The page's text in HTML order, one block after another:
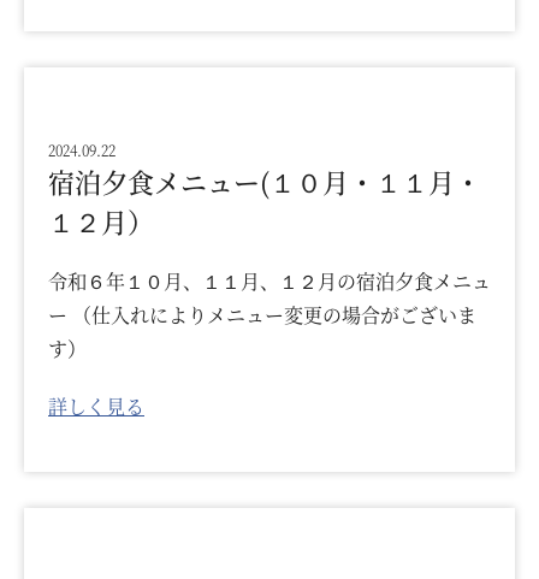
2024.09.22
宿泊夕食メニュー(１０月・１１月・
１２月）
令和６年１０月、１１月、１２月の宿泊夕食メニュ
ー （仕入れによりメニュー変更の場合がございま
す）
詳しく見る